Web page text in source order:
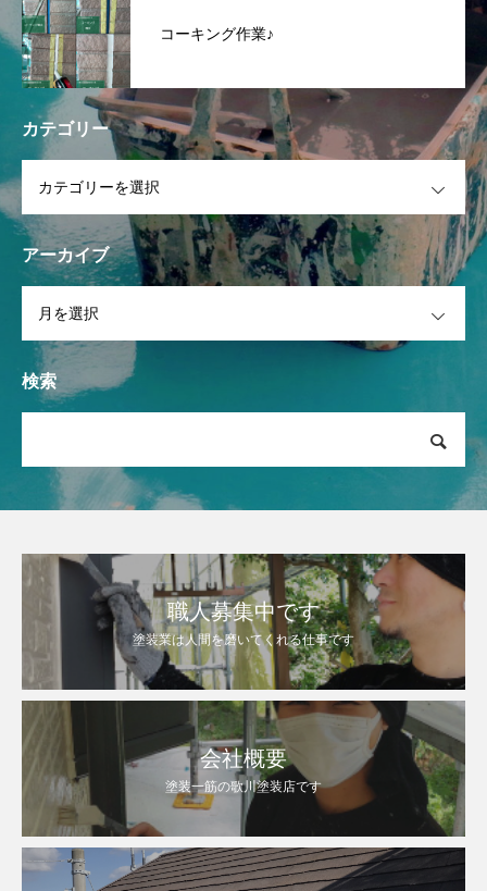
コーキング作業♪
カテゴリー
アーカイブ
検索
職人募集中です
塗装業は人間を磨いてくれる仕事です
会社概要
塗装一筋の歌川塗装店です